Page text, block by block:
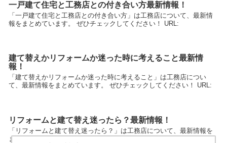
一戸建て住宅と工務店との付き合い方最新情報！
「一戸建て住宅と工務店との付き合い方」は工務店について、最新情
報をまとめています。 ぜひチェックしてください！ URL:
建て替えかリフォームか迷った時に考えること最新情
報！
「建て替えかリフォームか迷った時に考えること」は工務店につい
て、最新情報をまとめています。 ぜひチェックしてください！ URL:
リフォームと建て替え迷ったら？最新情報！
「リフォームと建て替え迷ったら？」は工務店について、最新情報を
まとめています。 ぜひチェックしてください！ URL: